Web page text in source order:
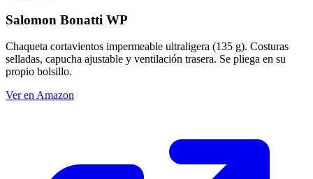
Salomon Bonatti WP
Chaqueta cortavientos impermeable ultraligera (135 g). Costuras
selladas, capucha ajustable y ventilación trasera. Se pliega en su
propio bolsillo.
Ver en Amazon